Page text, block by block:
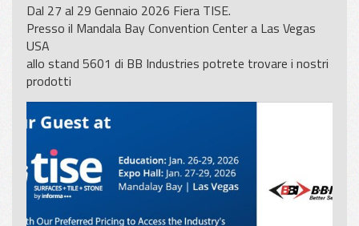
Dal 27 al 29 Gennaio 2026 Fiera TISE.
Presso il Mandala Bay Convention Center a Las Vegas
USA
allo stand 5601 di BB Industries potrete trovare i nostri
prodotti